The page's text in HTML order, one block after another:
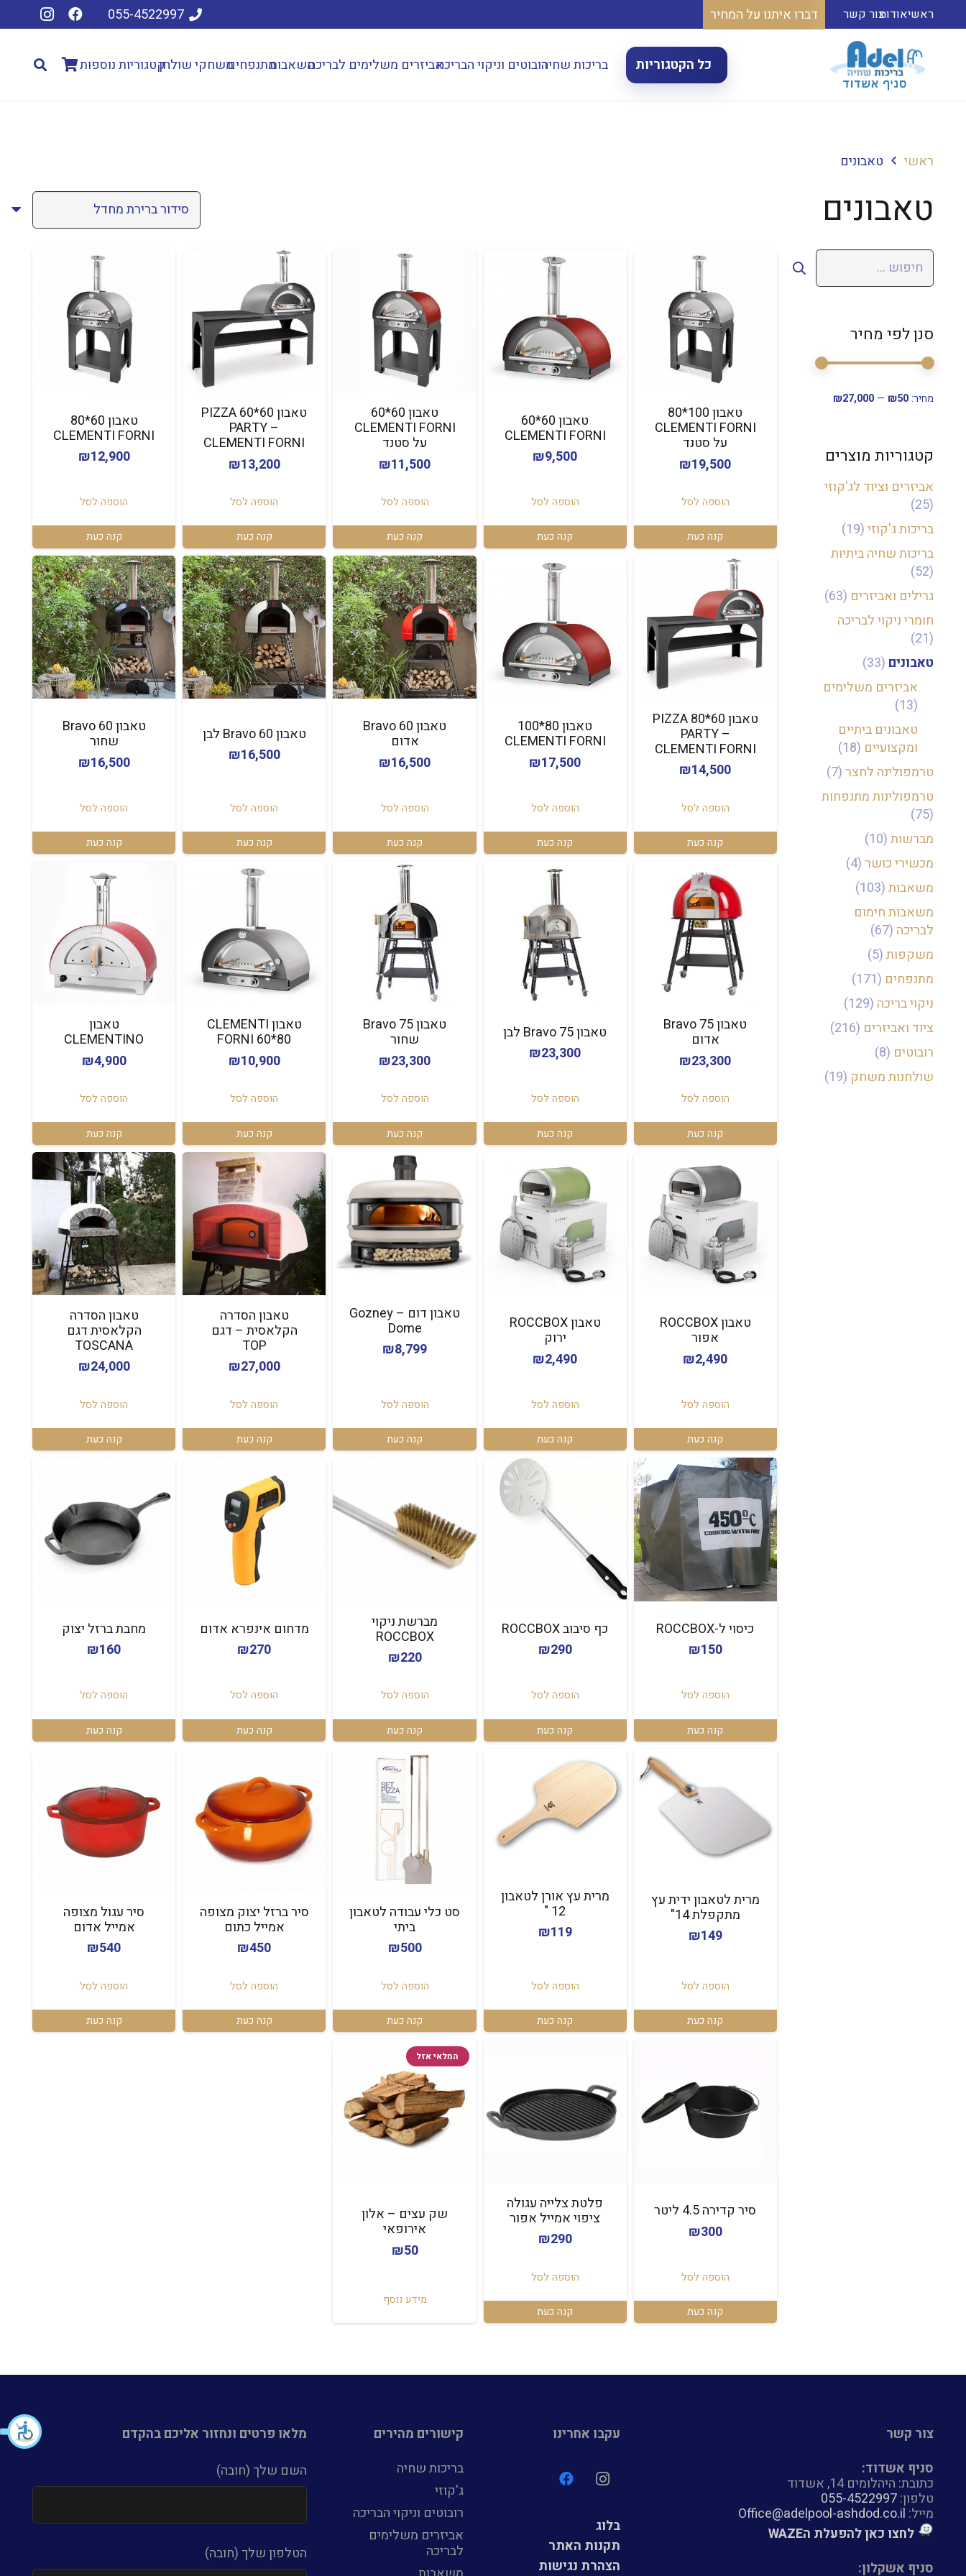
ראשיאודותצור קשר דברו איתנו על המחיר 055-4522997
כל הקטגוריות בריכות שחיהרובוטים וניקוי הבריכהאביזרים משלימים לבריכהמשאבותמתנפחיםמשחקי שולחןקטגוריות נוספות
ראשי טאבונים
טאבונים
חיפוש:
סנן לפי מחיר
מחיר:₪50
—
₪27,000
קטגוריות מוצרים
אביזרים וציוד לג'קוזי
(25)
בריכות ג'קוזי(19)
בריכות שחיה ביתיות
(52)
גרילים ואביזרים (63)
חומרי ניקוי לבריכה
(21)
טאבונים (33)
אביזרים משלימים
(13)
טאבונים ביתיים
ומקצועיים (18)
טרמפולינה לחצר(7)
טרמפולינות מתנפחות
(75)
מברשות(10)
מכשירי כושר(4)
משאבות(103)
משאבות חימום
לבריכה (67)
משקפות(5)
מתנפחים (171)
ניקוי בריכה (129)
ציוד ואביזרים (216)
רובוטים (8)
שולחנות משחק (19)
טאבון 100*80
CLEMENTI FORNI
על סטנד
₪19,500
הוספה לסל
קנה כעת
טאבון 60*60
CLEMENTI FORNI
₪9,500
הוספה לסל
קנה כעת
טאבון 60*60
CLEMENTI FORNI
על סטנד
₪11,500
הוספה לסל
קנה כעת
טאבון 60*60 PIZZA
PARTY –
CLEMENTI FORNI
₪13,200
הוספה לסל
קנה כעת
טאבון 60*80
CLEMENTI FORNI
₪12,900
הוספה לסל
קנה כעת
טאבון 60*80 PIZZA
PARTY –
CLEMENTI FORNI
₪14,500
הוספה לסל
קנה כעת
טאבון 80*100
CLEMENTI FORNI
₪17,500
הוספה לסל
קנה כעת
טאבון Bravo 60
אדום
₪16,500
הוספה לסל
קנה כעת
טאבון Bravo 60 לבן
₪16,500
הוספה לסל
קנה כעת
טאבון Bravo 60
שחור
₪16,500
הוספה לסל
קנה כעת
טאבון Bravo 75
אדום
₪23,300
הוספה לסל
קנה כעת
טאבון Bravo 75 לבן
₪23,300
הוספה לסל
קנה כעת
טאבון Bravo 75
שחור
₪23,300
הוספה לסל
קנה כעת
טאבון CLEMENTI
FORNI 60*80
₪10,900
הוספה לסל
קנה כעת
טאבון
CLEMENTINO
₪4,900
הוספה לסל
קנה כעת
טאבון ROCCBOX
אפור
₪2,490
הוספה לסל
קנה כעת
טאבון ROCCBOX
ירוק
₪2,490
הוספה לסל
קנה כעת
טאבון דום – Gozney
Dome
₪8,799
הוספה לסל
קנה כעת
טאבון הסדרה
הקלאסית – דגם
TOP
₪27,000
הוספה לסל
קנה כעת
טאבון הסדרה
הקלאסית דגם
TOSCANA
₪24,000
הוספה לסל
קנה כעת
כיסוי ל-ROCCBOX
₪150
הוספה לסל
קנה כעת
כף סיבוב ROCCBOX
₪290
הוספה לסל
קנה כעת
מברשת ניקוי
ROCCBOX
₪220
הוספה לסל
קנה כעת
מדחום אינפרא אדום
₪270
הוספה לסל
קנה כעת
מחבת ברזל יצוק
₪160
הוספה לסל
קנה כעת
מרית לטאבון ידית עץ
מתקפלת 14"
₪149
הוספה לסל
קנה כעת
מרית עץ אורן לטאבון
12 "
₪119
הוספה לסל
קנה כעת
סט כלי עבודה לטאבון
ביתי
₪500
הוספה לסל
קנה כעת
סיר ברזל יצוק מצופה
אמייל כתום
₪450
הוספה לסל
קנה כעת
סיר עגול מצופה
אמייל אדום
₪540
הוספה לסל
קנה כעת
סיר קדירה 4.5 ליטר
₪300
הוספה לסל
קנה כעת
פלטת צלייה עגולה
ציפוי אמייל אפור
₪290
הוספה לסל
קנה כעת
המלאי אזל
שק עצים – אלון
אירופאי
₪50
מידע נוסף
צור קשר
סניף אשדוד:
כתובת: היהלומים 14, אשדוד
טלפון:055-4522997
מייל: Office@adelpool-ashdod.co.il
לחצו כאן להפעלת הWAZE
סניף אשקלון:
עקבו אחרינו
בלוג
תקנות האתר
הצהרת נגישות
קישורים מהירים
בריכות שחיה
ג'קוזי
רובוטים וניקוי הבריכה
אביזרים משלימים
לבריכה
מלאו פרטים ונחזור אליכם בהקדם
השם שלך (חובה)
הטלפון שלך (חובה)